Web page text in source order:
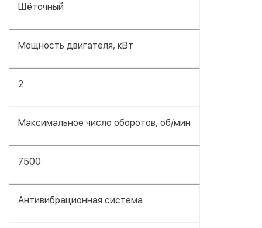
Щёточный
Мощность двигателя, кВт
2
Максимальное число оборотов, об/мин
7500
Антивибрационная система